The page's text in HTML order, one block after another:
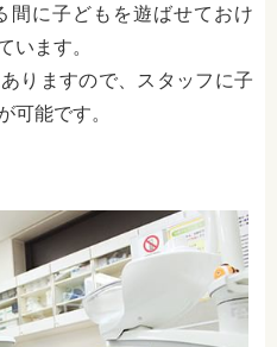
間に子どもを遊ばせておけ
います。
りますので、スタッフに子
可能です。